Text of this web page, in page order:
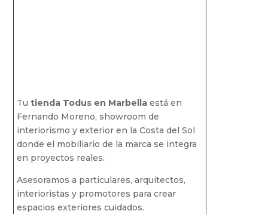
Tu tienda Todus en Marbellaestá en
Fernando Moreno, showroom de
interiorismo y exterior en la Costa del Sol
donde el mobiliario de la marca se integra
en proyectos reales.
Asesoramos a particulares, arquitectos,
interioristas y promotores para crear
espacios exteriores cuidados.